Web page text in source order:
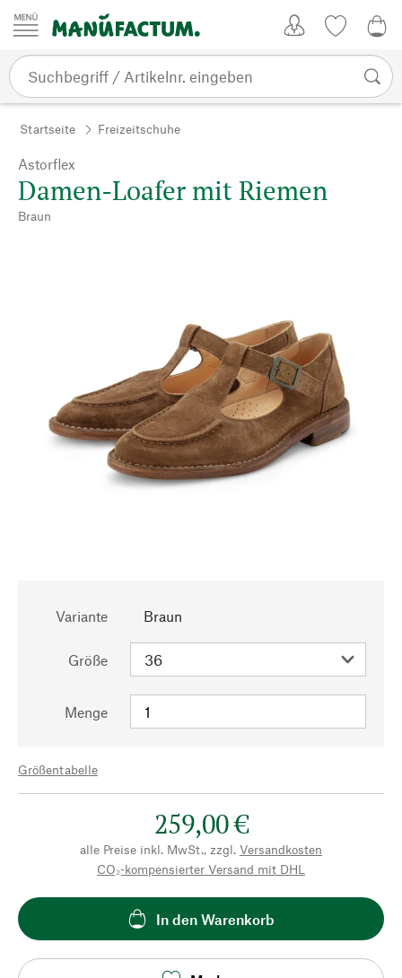
Zum Inhalt springen
Startseite Freizeitschuhe
Astorflex
Damen-Loafer mit Riemen
Braun
Variante Braun
Größe
Menge
Größentabelle
259,00 €
alle Preise inkl. MwSt., zzgl. Versandkosten
CO₂-kompensierter Versand mit DHL
In den Warenkorb